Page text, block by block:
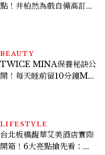
點！井柏然為戲自備高訂，
BEAUTY
TWICE MINA保養秘訣公
開！每天睡前留10分鐘ME
LIFESTYLE
台北板橋馥華艾美酒店實際
開箱！6大亮點搶先看：新